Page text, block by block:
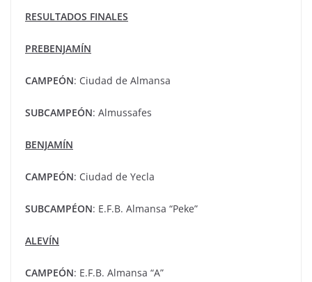
RESULTADOS FINALES
PREBENJAMÍN
CAMPEÓN: Ciudad de Almansa
SUBCAMPEÓN: Almussafes
BENJAMÍN
CAMPEÓN: Ciudad de Yecla
SUBCAMPÉON: E.F.B. Almansa “Peke”
ALEVÍN
CAMPEÓN: E.F.B. Almansa “A”